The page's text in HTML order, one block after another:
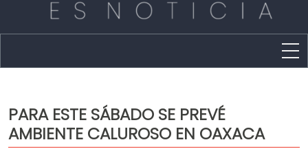
Capital
Policíaca
PARA ESTE SÁBADO SE PREVÉ
AMBIENTE CALUROSO EN OAXACA